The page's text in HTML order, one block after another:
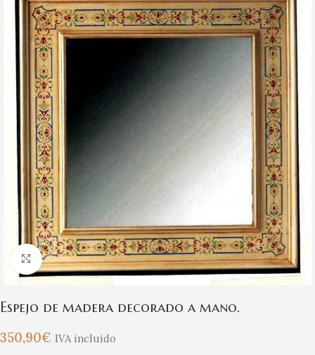
Clic para ampliar
Espejo de madera decorado a mano.
350,90€ IVA incluido